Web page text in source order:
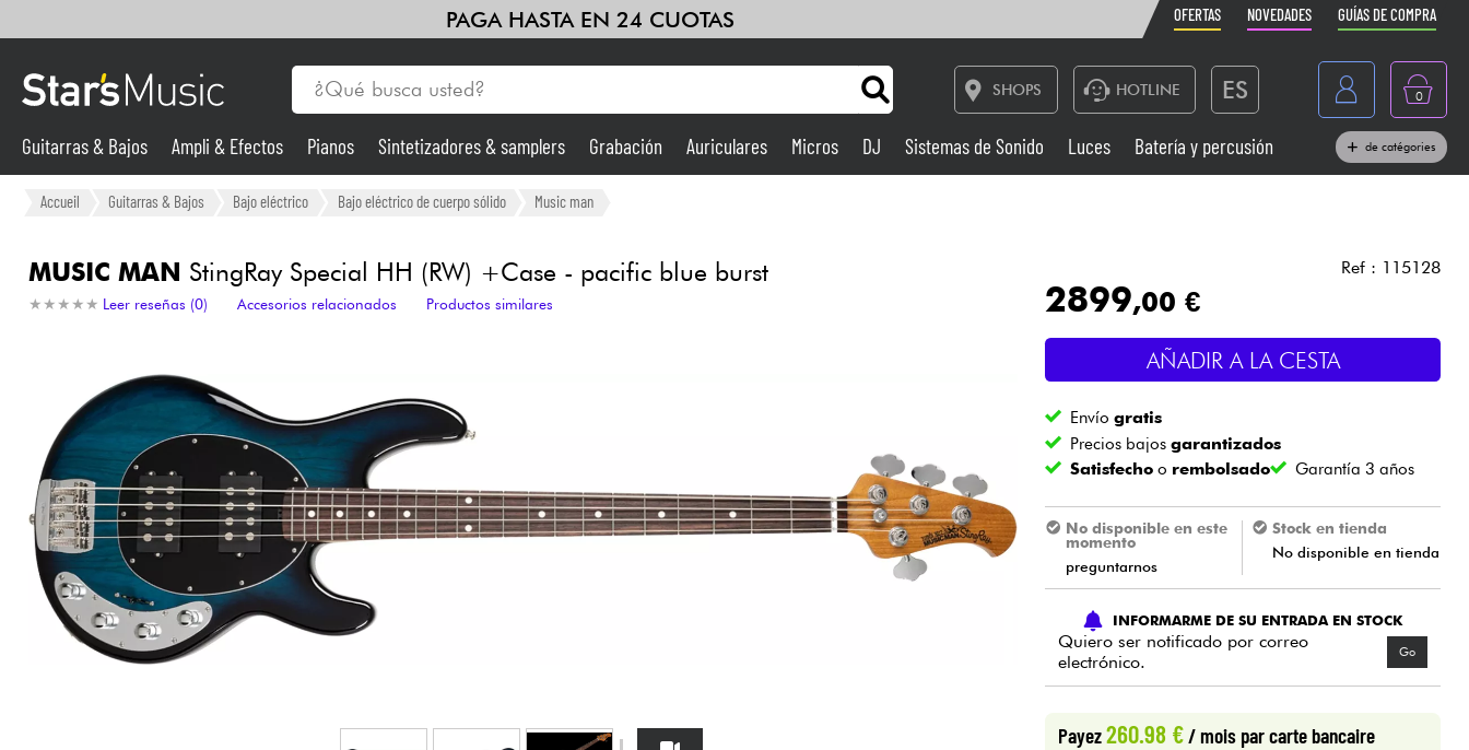
PAGA HASTA EN 24 CUOTAS OFERTAS NOVEDADES GUÍAS DE COMPRA
SHOPS HOTLINE ES
France
Belgique
Nederland
0
Guitarras & Bajos Ampli & Efectos
Sintetizadores & samplers Grabación
Sistemas de Sonido
Luces Vientos
Violines y cuarteto Cables & Acces.
HiFi Bundle
Guitarras & Bajos Ampli & Efectos Pianos Sintetizadores & samplers Grabación Auriculares Micros DJ Sistemas de Sonido Luces Batería y percusión de catégories
Accueil Guitarras & Bajos Bajo eléctrico Bajo eléctrico de cuerpo sólido Music man
MUSIC MAN StingRay Special HH (RW) +Case - pacific blue burst
★ ★ ★ ★ ★
★ ★ ★ ★ ★ Leer reseñas (0) Accesorios relacionados Productos similares
Ref : 115128
2899,00 €
AÑADIR A LA CESTA
Envíogratis
Precios bajosgarantizados
Satisfecho o rembolsado Garantía 3 años
No disponible en este
momento
preguntarnos
Stock en tienda
No disponible en tienda
INFORMARME DE SU ENTRADA EN STOCK
Quiero ser notificado por correo
electrónico.
Go
Payez260.98 €/ mois par carte bancaire